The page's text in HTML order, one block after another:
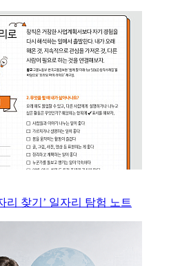
리 찾기’ 일자리 탐험 노트